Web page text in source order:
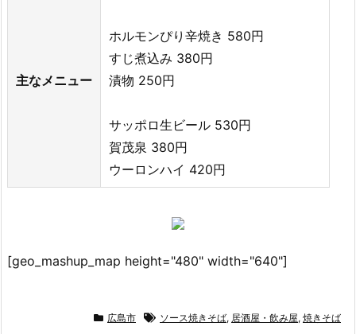
主なメニュー
ホルモンぴり辛焼き 580円
すじ煮込み 380円
漬物 250円
サッポロ生ビール 530円
賀茂泉 380円
ウーロンハイ 420円
[geo_mashup_map height="480" width="640"]
広島市 ソース焼きそば, 居酒屋・飲み屋, 焼きそば